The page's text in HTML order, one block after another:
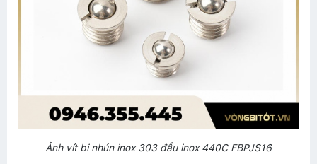
Ảnh vít bi nhún inox 303 đầu inox 440C FBPJS16